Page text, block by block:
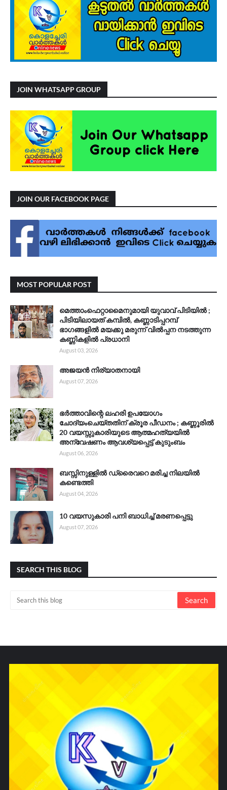
JOIN WHATSAPP GROUP
JOIN OUR FACEBOOK PAGE
MOST POPULAR POST
മെത്താംഫെറ്റാമൈനുമായി യുവാവ് പിടിയിൽ ;
പിടിയിലായത് കമ്പിൽ, കണ്ണാടിപ്പറമ്പ്
ഭാഗങ്ങളിൽ മയക്കു മരുന്ന് വിൽപ്പന നടത്തുന്ന
കണ്ണികളിൽ പ്രധാനി
August 03, 2026
അജയൻ നിര്യാതനായി
August 07, 2026
ഭർത്താവിന്റെ ലഹരി ഉപയോഗം
ചോദ്യംചെയ്തതിന് ക്രൂര പീഡനം ; കണ്ണൂരിൽ
20 വയസ്സുകാരിയുടെ ആത്മഹത്യയിൽ
അന്വേഷണം ആവശ്യപ്പെട്ട് കുടുംബം
August 06, 2026
ബസ്സിനുള്ളിൽ ഡ്രൈവറെ മരിച്ച നിലയിൽ
കണ്ടെത്തി
August 04, 2026
10 വയസുകാരി പനി ബാധിച്ച് മരണപ്പെട്ടു
August 07, 2026
SEARCH THIS BLOG